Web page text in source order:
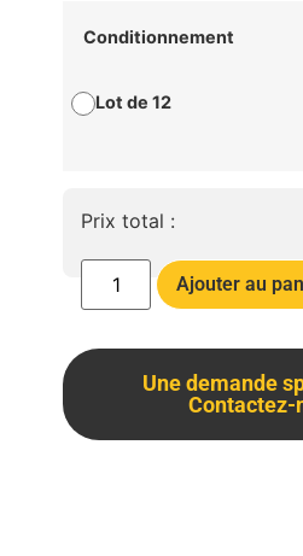
Conditionnement
Lot de 12
Prix total :
Ajouter au
Une demande
Contactez-